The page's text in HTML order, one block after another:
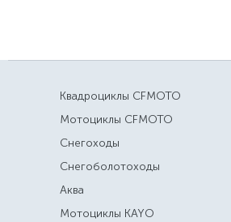
Квадроциклы CFMOTO
Мотоциклы CFMOTO
Снегоходы
Снегоболотоходы
Аква
Мотоциклы KAYO